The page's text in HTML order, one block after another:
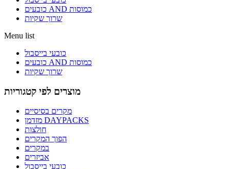
כובעים AND כמוסות
שרוך שקיות
Menu list
כובעי בייסבול
כובעים AND כמוסות
שרוך שקיות
מוצרים לפי קטגוריות
מקרים בסיסיים
מזדמן DAYPACKS
חולצות
הפוך המקרים
במקרים
אביזרים
כובעי בייסבול